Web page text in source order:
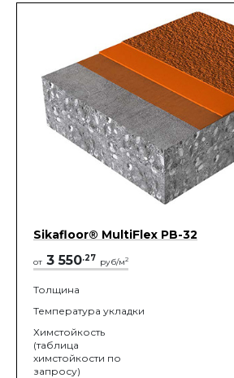
Sikafloor® MultiFlex PB-32
от 3 550.27 руб/м2
Толщина
Температура укладки
Химстойкость
(таблица
химстойкости по
запросу)